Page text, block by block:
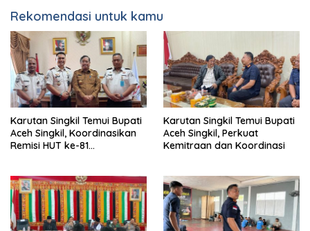
Rekomendasi untuk kamu
Karutan Singkil Temui Bupati
Aceh Singkil, Koordinasikan
Remisi HUT ke-81
Karutan Singkil Temui Bupati
Aceh Singkil, Perkuat
Kemitraan dan Koordinasi